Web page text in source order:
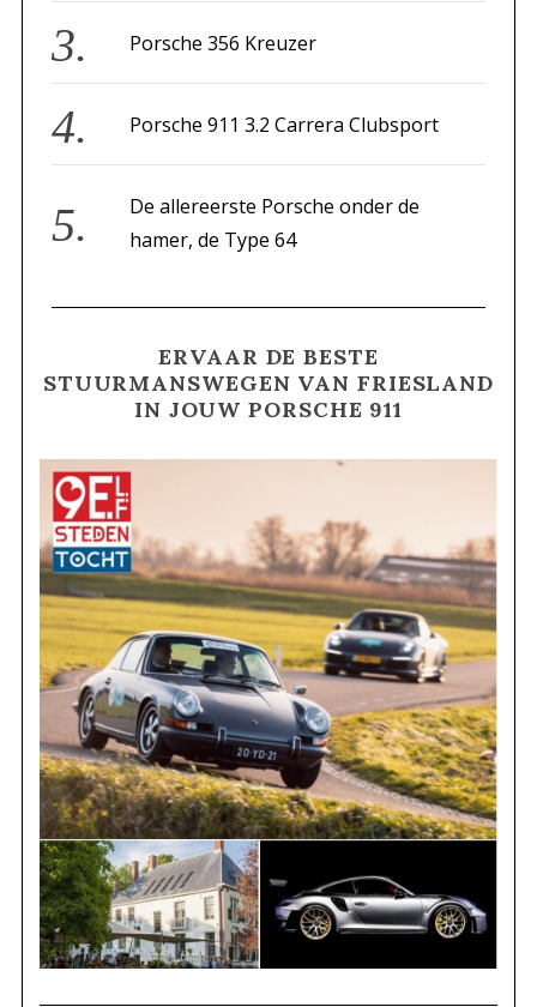
Porsche 356 Kreuzer
Porsche 911 3.2 Carrera Clubsport
De allereerste Porsche onder de
hamer, de Type 64
ERVAAR DE BESTE
STUURMANSWEGEN VAN FRIESLAND
IN JOUW PORSCHE 911